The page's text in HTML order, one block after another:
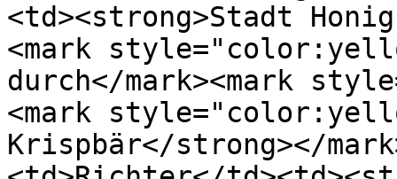
<td><strong>Stadt
<mark
durch</mark><mark
<mark
Krispbär</strong></